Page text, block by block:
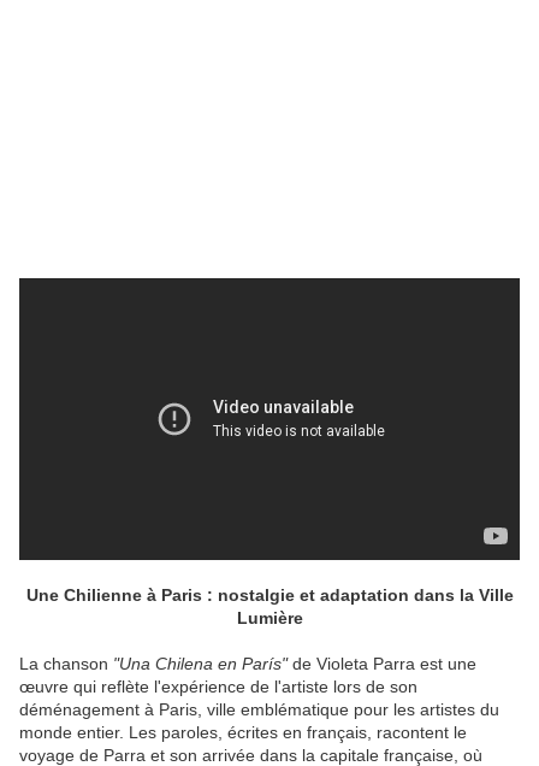
Une Chilienne à Paris : nostalgie et adaptation dans la Ville
Lumière
La chanson "Una Chilena en París"de Violeta Parra est une
œuvre qui reflète l'expérience de l'artiste lors de son
déménagement à Paris, ville emblématique pour les artistes du
monde entier. Les paroles, écrites en français, racontent le
voyage de Parra et son arrivée dans la capitale française, où